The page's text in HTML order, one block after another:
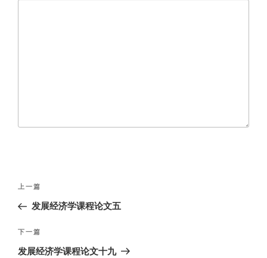
文
导
航
上
一
文
章
上一篇
发展经济学课程论文五
下
一
下一篇
发展经济学课程论文十九